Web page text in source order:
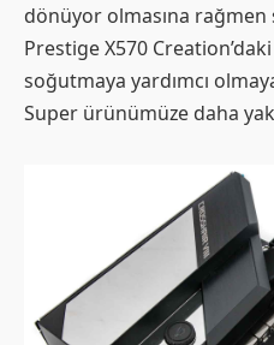
dönüyor olmasına rağmen
Prestige X570
soğutmaya yardımcı
Super ürünümüze daha